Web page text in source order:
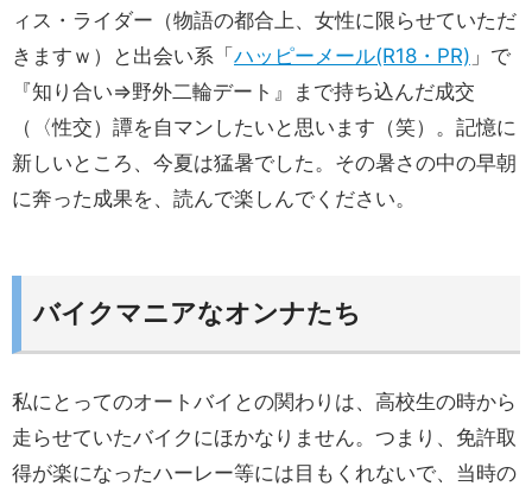
ィス・ライダー（物語の都合上、女性に限らせていただ
きますｗ）と出会い系「 ハッピーメール(R18・PR) 」で
『知り合い⇒野外二輪デート』まで持ち込んだ成交
（〈性交）譚を自マンしたいと思います（笑）。記憶に
新しいところ、今夏は猛暑でした。その暑さの中の早朝
に奔った成果を、読んで楽しんでください。
バイクマニアなオンナたち
私にとってのオートバイとの関わりは、高校生の時から
走らせていたバイクにほかなりません。つまり、免許取
得が楽になったハーレー等には目もくれないで、当時の